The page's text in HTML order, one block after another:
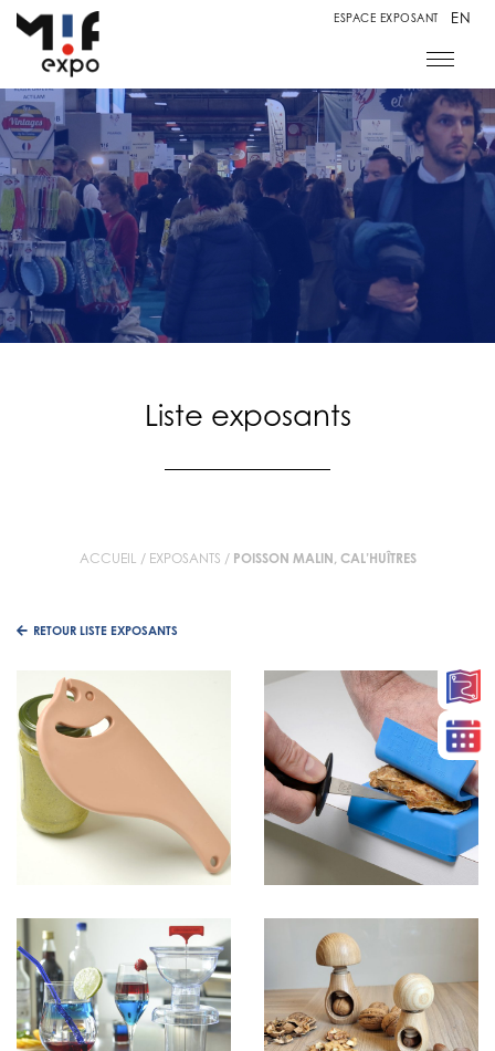
ESPACE EXPOSANT EN
Liste exposants
ACCUEIL / EXPOSANTS / POISSON MALIN, CAL’HUÎTRES
RETOUR LISTE EXPOSANTS